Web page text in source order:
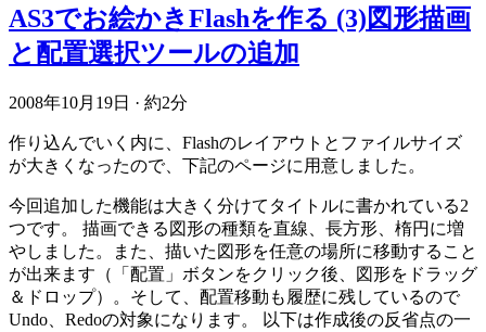
AS3でお絵かきFlashを作る (3)図形描画
と配置選択ツールの追加
2008年10月19日 · 約2分
作り込んでいく内に、Flashのレイアウトとファイルサイズ
が大きくなったので、下記のページに用意しました。
今回追加した機能は大きく分けてタイトルに書かれている2
つです。 描画できる図形の種類を直線、長方形、楕円に増
やしました。また、描いた図形を任意の場所に移動すること
が出来ます（「配置」ボタンをクリック後、図形をドラッグ
＆ドロップ）。そして、配置移動も履歴に残しているので
Undo、Redoの対象になります。 以下は作成後の反省点の一